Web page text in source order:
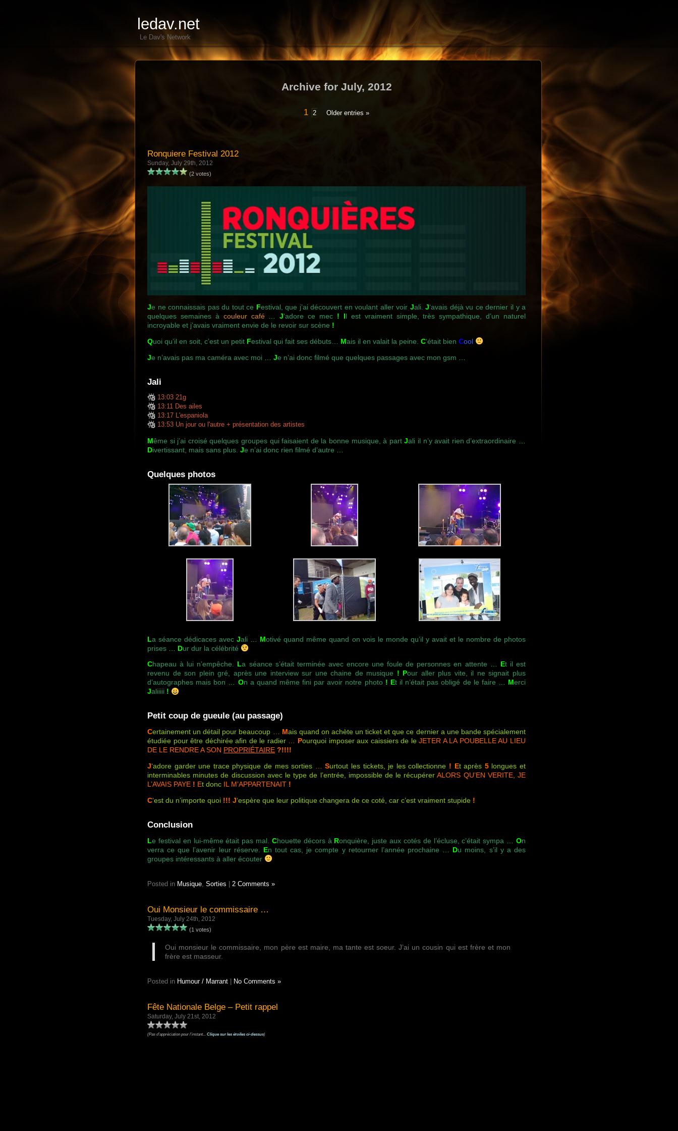
ledav.net
Le Dav's Network
Archive for July, 2012
1 2 Older entries »
Ronquiere Festival 2012
Sunday, July 29th, 2012
(2 votes)
Je ne connaissais pas du tout ce Festival, que j’ai découvert en voulant aller voir Jali.J‘avais déjà vu ce dernier il y a
quelques semaines à couleur café… J‘adore ce mec ! Il est vraiment simple, très sympathique, d’un naturel
incroyable et j’avais vraiment envie de le revoir sur scène !
Quoi qu’il en soit, c’est un petit Festival qui fait ses débuts… Mais il en valait la peine. C‘était bien Cool
Je n’avais pas ma caméra avec moi Je n’ai donc filmé que quelques passages avec mon gsm
Jali
13:03 21g
13:11 Des ailes
13:17 L'espaniola
13:53 Un jour ou l'autre + présentation des artistes
Même si j’ai croisé quelques groupes qui faisaient de la bonne musique, à partJali il n’y avait rien d’extraordinaire …
Divertissant, mais sans plus. Je n’ai donc rien filmé d’autre …
Quelques photos
La séance dédicaces avecJali Motivé quand même quand on vois le monde qu’il y avait et le nombre de photos
prises
Dur dur la célébrité
Chapeau à lui n’empêche. La séance s’était terminée avec encore une foule de personnes en attente … Et il est
revenu de son plein gré, après une interview sur une chaine de musique ! Pour aller plus vite, il ne signait plus
d’autographes mais bon … On a quand même fini par avoir notre photo ! Et il n’était pas obligé de le faire … Merci
Jaliiiii !
Petit coup de gueule (au passage)
Certainement un détail pour beaucoup … Mais quand on achète un ticket et que ce dernier a une bande spécialement
étudiée pour être déchirée afin de le radier … Pourquoi imposer aux caissiers de le JETER A LA POUBELLE AU LIEU
DE LE RENDRE A SON PROPRIÉTAIRE ?!!!!
J‘adore garder une trace physique de mes sorties …Surtout les tickets, je les collectionne ! Et après 5longues et
interminables minutes de discussion avec le type de l’entrée, impossible de le récupérer ALORS QU’EN VERITE, JE
L’AVAIS PAYE ! Et donc IL M’APPARTENAIT !
C‘est du n’importe quoi !!! J‘espère que leur politique changera de ce coté, car c’est vraiment stupide !
Conclusion
Le festival en lui-même était pas mal. Chouette décors à Ronquière, juste aux cotés de l’écluse, c’était sympa …On
verra ce que l’avenir leur réserve. En tout cas, je compte y retourner l’année prochaine Du moins, s’il y a des
groupes intéressants à aller écouter
Posted in Musique Sorties 2 Comments »
Oui Monsieur le commissaire …
Tuesday, July 24th, 2012
(1 votes)
Oui monsieur le commissaire, mon père est maire, ma tante est soeur. J’ai un cousin qui est frère et mon
frère est masseur.
Posted in Humour / Marrant No Comments »
Fête Nationale Belge – Petit rappel
Saturday, July 21st, 2012
(Pas d'appréciation pour l'instant... Clique sur les étoiles ci-dessus)